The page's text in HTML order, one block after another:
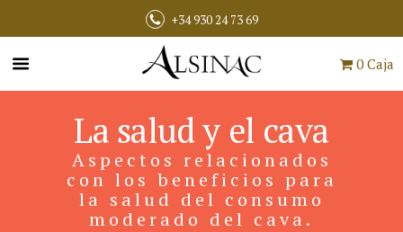
+34 930 24 73 69
0 Caja
La salud y el cava
Aspectos relacionados
con los beneficios para
la salud del consumo
moderado del cava.